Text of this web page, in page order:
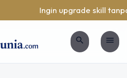
Ingin upgrade skill
search menu